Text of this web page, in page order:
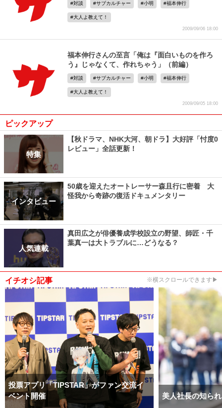
対談 サブカルチャー 小明 福本伸行
大人よ教えて！
2009/09/06 18:00
福本伸行さんの至言「俺は『面白いものを作ろ
う』じゃなくて、作れちゃう」（前編）
対談 サブカルチャー 小明 福本伸行
大人よ教えて！
2009/09/05 18:00
ピックアップ
特集
【秋ドラマ、NHK大河、朝ドラ】大好評「忖度0
レビュー」全話更新！
インタビュー
50歳を迎えたオートレーサー森且行に密着 大
怪我から奇跡の復活ドキュメンタリー
人気連載
真田広之が俳優養成学校設立の野望、師匠・千
葉真一は大トラブルに…どうなる？
イチオシ記事 ※横スクロールできます▶
投票アプリ「TIPSTAR」がファン交流イ
ベント開催
美人社長の知ら